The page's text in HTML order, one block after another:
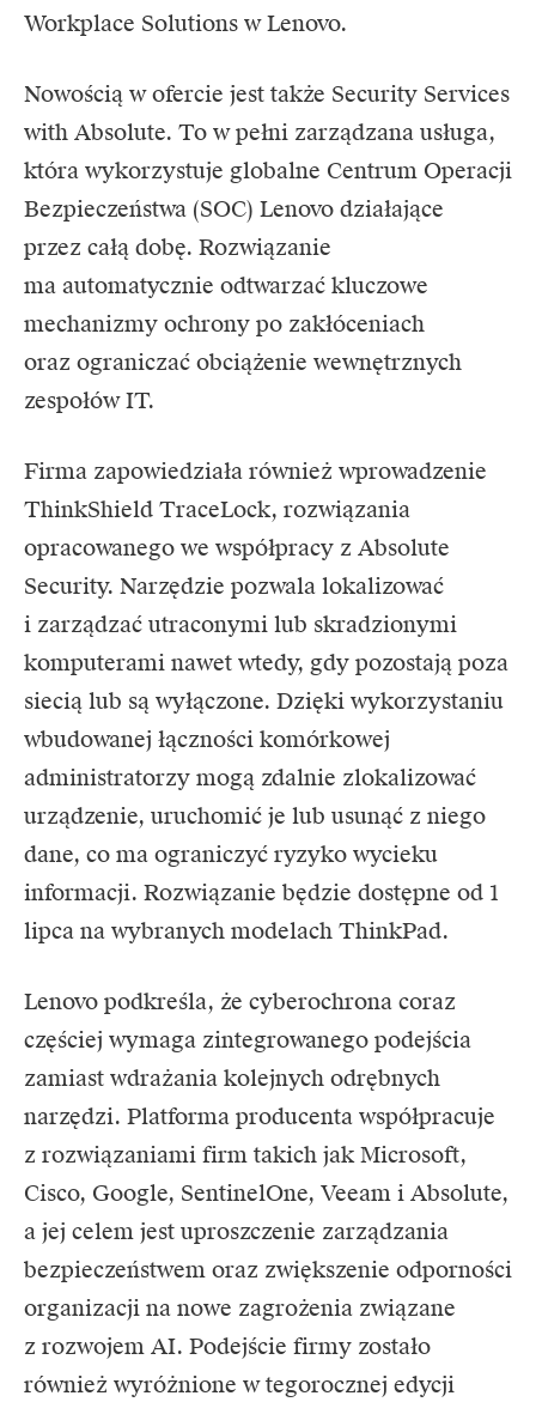
Workplace Solutions w Lenovo.
Nowością w ofercie jest także Security Services
with Absolute. To w pełni zarządzana usługa,
która wykorzystuje globalne Centrum Operacji
Bezpieczeństwa (SOC) Lenovo działające
przez całą dobę. Rozwiązanie
ma automatycznie odtwarzać kluczowe
mechanizmy ochrony po zakłóceniach
oraz ograniczać obciążenie wewnętrznych
zespołów IT.
Firma zapowiedziała również wprowadzenie
ThinkShield TraceLock, rozwiązania
opracowanego we współpracy z Absolute
Security. Narzędzie pozwala lokalizować
i zarządzać utraconymi lub skradzionymi
komputerami nawet wtedy, gdy pozostają poza
siecią lub są wyłączone. Dzięki wykorzystaniu
wbudowanej łączności komórkowej
administratorzy mogą zdalnie zlokalizować
urządzenie, uruchomić je lub usunąć z niego
dane, co ma ograniczyć ryzyko wycieku
informacji. Rozwiązanie będzie dostępne od 1
lipca na wybranych modelach ThinkPad.
Lenovo podkreśla, że cyberochrona coraz
częściej wymaga zintegrowanego podejścia
zamiast wdrażania kolejnych odrębnych
narzędzi. Platforma producenta współpracuje
z rozwiązaniami firm takich jak Microsoft,
Cisco, Google, SentinelOne, Veeam i Absolute,
a jej celem jest uproszczenie zarządzania
bezpieczeństwem oraz zwiększenie odporności
organizacji na nowe zagrożenia związane
z rozwojem AI. Podejście firmy zostało
również wyróżnione w tegorocznej edycji